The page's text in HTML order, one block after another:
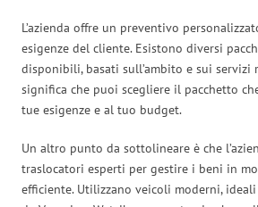
L’azienda offre un preventivo
esigenze del cliente. Esistono diversi
disponibili, basati sull’ambito e sui servizi
significa che puoi scegliere il pacchetto
tue esigenze e al tuo budget.
Un altro punto da sottolineare è che
traslocatori esperti per gestire i beni in
efficiente. Utilizzano veicoli moderni,